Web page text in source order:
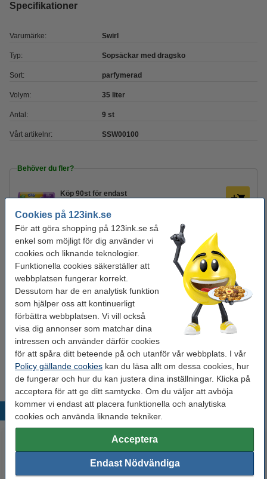
Cookies på 123ink.se
För att göra shopping på 123ink.se så
enkel som möjligt för dig använder vi
cookies och liknande teknologier.
Funktionella cookies säkerställer att
webbplatsen fungerar korrekt.
Dessutom har de en analytisk funktion
som hjälper oss att kontinuerligt
förbättra webbplatsen. Vi vill också
visa dig annonser som matchar dina
intressen och använder därför cookies
för att spåra ditt beteende på och utanför vår webbplats. I vår
Policy gällande cookies kan du läsa allt om dessa cookies, hur
de fungerar och hur du kan justera dina inställningar. Klicka på
acceptera för att ge ditt samtycke. Om du väljer att avböja
kommer vi endast att placera funktionella och analytiska
cookies och använda liknande tekniker.
Acceptera
Endast Nödvändiga
Specifikationer
Varumärke: Swirl
Typ: Sopsäckar med dragsko
Sort: parfymerad
Volym: 35 liter
Antal: 9 st
Vårt artikelnr: SSW00100
Behöver du fler?
Köp 90st för endast
Glöm inte att beställa!
Hushållspapper 2-lag | 123ink | vit | 2st
29 kr
Handtvål 500ml | 123ink Eco Blue Lime
44 kr
Diskhandskar M (8) 1-par | rosa/gul
22 kr
Populära produkter